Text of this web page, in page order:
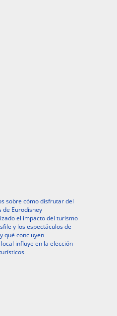
sobre cómo disfrutar del
de Eurodisney
el impacto del turismo
y los espectáculos de
qué concluyen
influye en la elección